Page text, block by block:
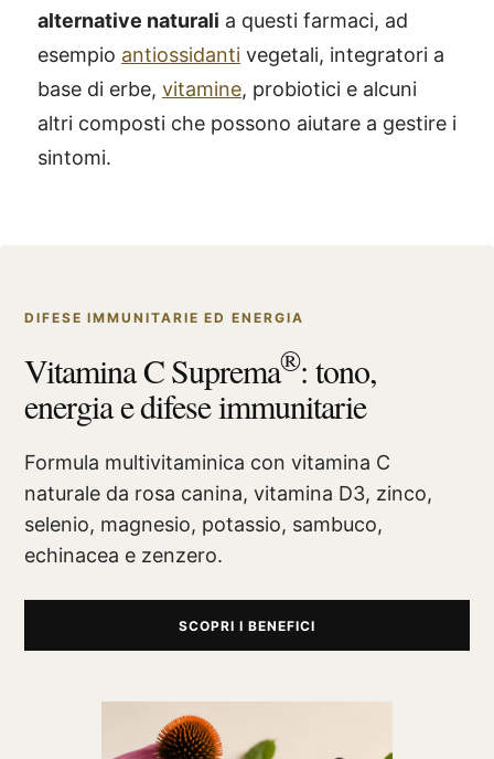
alternative naturali a questi farmaci, ad
esempio antiossidanti vegetali, integratori a
base di erbe, vitamine, probiotici e alcuni
altri composti che possono aiutare a gestire i
sintomi.
DIFESE IMMUNITARIE ED ENERGIA
Vitamina C Suprema®: tono,
energia e difese immunitarie
Formula multivitaminica con vitamina C
naturale da rosa canina, vitamina D3, zinco,
selenio, magnesio, potassio, sambuco,
echinacea e zenzero.
SCOPRI I BENEFICI